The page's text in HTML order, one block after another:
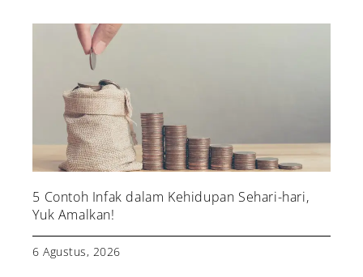
5 Contoh Infak dalam Kehidupan Sehari-hari,
Yuk Amalkan!
6 Agustus, 2026